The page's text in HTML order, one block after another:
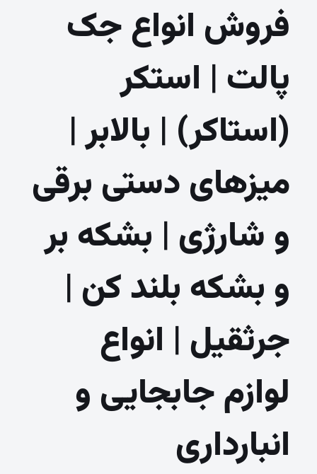
فروش انواع جک
پالت | استکر
(استاکر) | بالابر |
میزهای دستی برقی
و شارژی | بشکه بر
و بشکه بلند کن |
جرثقیل | انواع
لوازم جابجایی و
انبارداری